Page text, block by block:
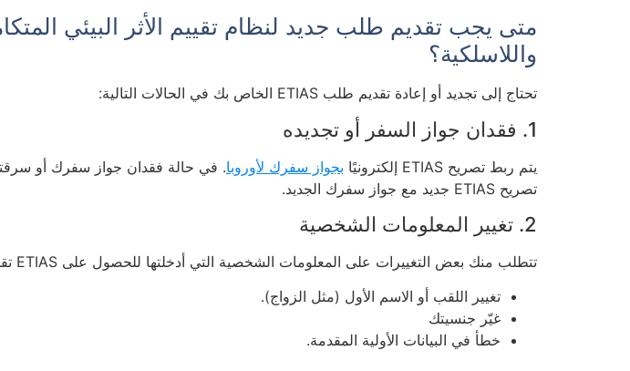
متى يجب تقديم طلب جديد لنظام تقييم الأثر البيئي
واللاسلكية؟
تحتاج إلى تجديد أو إعادة تقديم طلب ETIAS الخاص بك في الحالات التالية:
1. فقدان جواز السفر أو تجديده
يتم ربط تصريح ETIAS إلكترونيًا بجواز سفرك لأوروبا
تصريح ETIAS جديد مع جواز سفرك الجديد.
2. تغيير المعلومات الشخصية
تتطلب منك بعض التغييرات على المعلومات الشخصية التي أدخلتها للحصول على ETIAS تقديم طلب جديد:
تغيير اللقب أو الاسم الأول (مثل الزواج).
غيّر جنسيتك
خطأ في البيانات الأولية المقدمة.